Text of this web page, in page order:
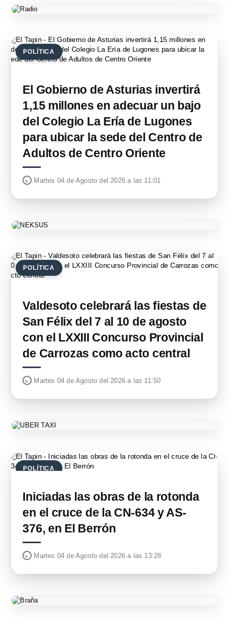
POLÍTICA
El Gobierno de Asturias invertirá
1,15 millones en adecuar un bajo
del Colegio La Ería de Lugones
para ubicar la sede del Centro de
Adultos de Centro Oriente
Martes 04 de Agosto del 2026 a las 11:01
POLÍTICA
Valdesoto celebrará las fiestas de
San Félix del 7 al 10 de agosto
con el LXXIII Concurso Provincial
de Carrozas como acto central
Martes 04 de Agosto del 2026 a las 11:50
POLÍTICA
Iniciadas las obras de la rotonda
en el cruce de la CN-634 y AS-
376, en El Berrón
Martes 04 de Agosto del 2026 a las 13:28